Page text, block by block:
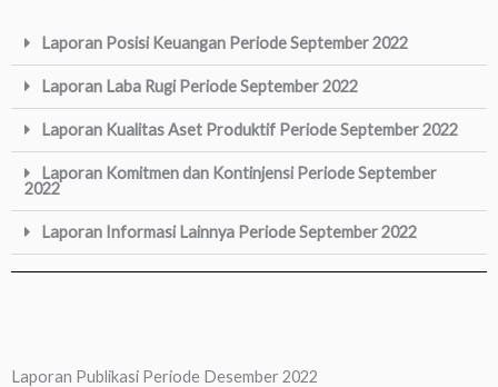
Laporan Posisi Keuangan Periode September 2022
Laporan Laba Rugi Periode September 2022
Laporan Kualitas Aset Produktif Periode September 2022
Laporan Komitmen dan Kontinjensi Periode September
2022
Laporan Informasi Lainnya Periode September 2022
Laporan Publikasi Periode Desember 2022